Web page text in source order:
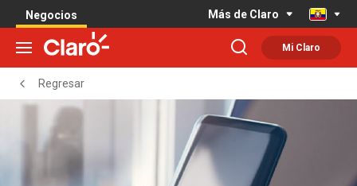
Negocios Más de Claro
Mi Claro
Regresar